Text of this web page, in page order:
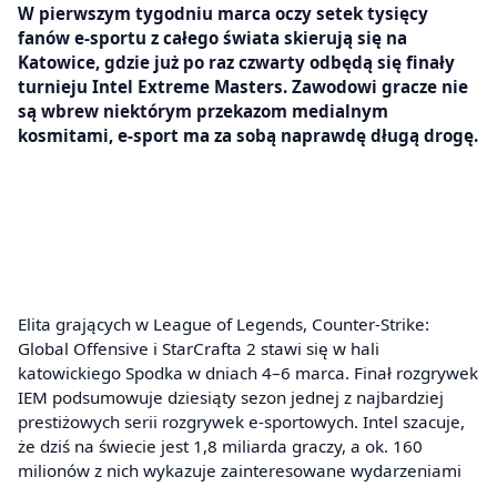
W pierwszym tygodniu marca oczy setek tysięcy
fanów e-sportu z całego świata skierują się na
Katowice, gdzie już po raz czwarty odbędą się finały
turnieju Intel Extreme Masters. Zawodowi gracze nie
są wbrew niektórym przekazom medialnym
kosmitami, e-sport ma za sobą naprawdę długą drogę.
Elita grających w League of Legends, Counter-Strike:
Global Offensive i StarCrafta 2 stawi się w hali
katowickiego Spodka w dniach 4–6 marca. Finał rozgrywek
IEM podsumowuje dziesiąty sezon jednej z najbardziej
prestiżowych serii rozgrywek e-sportowych. Intel szacuje,
że dziś na świecie jest 1,8 miliarda graczy, a ok. 160
milionów z nich wykazuje zainteresowane wydarzeniami